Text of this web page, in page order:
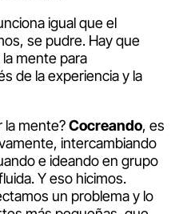
igual que el
se pudre. Hay que
mente para
de la experiencia y la
la mente?Cocreando, es
intercambiando
e ideando en grupo
Y eso hicimos.
un problema y lo